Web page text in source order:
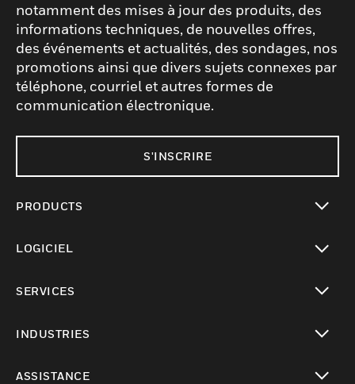
notamment des mises à jour des produits, des
informations techniques, de nouvelles offres,
des événements et actualités, des sondages, nos
promotions ainsi que divers sujets connexes par
téléphone, courriel et autres formes de
communication électronique.
S'INSCRIRE
PRODUCTS
LOGICIEL
SERVICES
INDUSTRIES
ASSISTANCE